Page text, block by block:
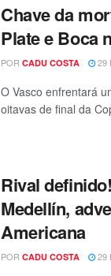
Chave da
Plate e Boca
POR CADU COSTA 29
O Vasco enfrentará
oitavas de final da
Rival
Medellín,
Americana
POR CADU COSTA 29